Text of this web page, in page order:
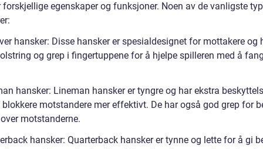
forskjellige egenskaper og funksjoner. Noen av de vanligste
hansker: Disse hansker er spesialdesignet for mottakere og
og grep i fingertuppene for å hjelpe spilleren med å
hansker: Lineman hansker er tyngre og har ekstra
motstandere mer effektivt. De har også god grep for
motstanderne.
hansker: Quarterback hansker er tynne og lette for å gi